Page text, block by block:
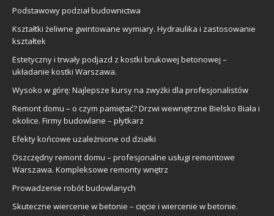
Podstawowy podział budownictwa
Kształtki żeliwne gwintowane wymiary. Hydraulika i zastosowanie
kształtek
Estetyczny i trwały podjazd z kostki brukowej betonowej –
układanie kostki Warszawa.
Wysoko w górę: Najlepsze kursy na zwyżki dla profesjonalistów
Remont domu – o czym pamiętać? Drzwi wewnętrzne Bielsko Biała i
okolice. Firmy budowlane – płytkarz
Efekty końcowe uzależnione od działki
Oszczędny remont domu – profesjonalne usługi remontowe
Warszawa. Kompleksowe remonty wnętrz
Prowadzenie robót budowlanych
Skuteczne wiercenie w betonie – cięcie i wiercenie w betonie.